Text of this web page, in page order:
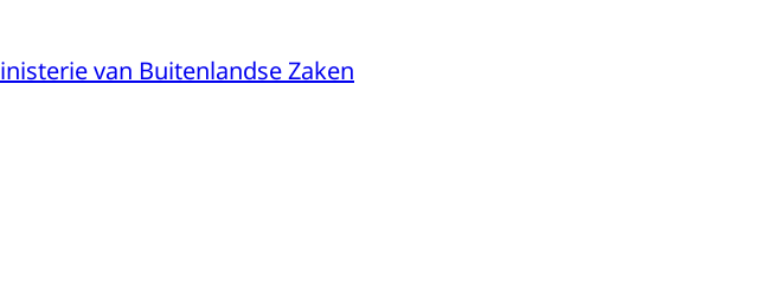
van Buitenlandse Zaken